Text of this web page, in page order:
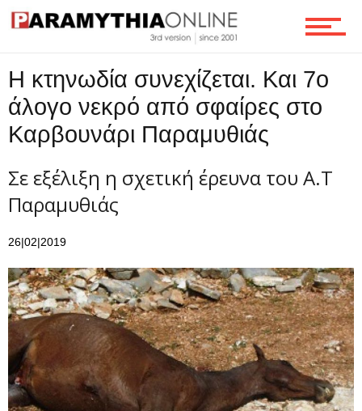
Επικοινωνία
Η κτηνωδία συνεχίζεται. Και 7ο
άλογο νεκρό από σφαίρες στο
Καρβουνάρι Παραμυθιάς
Σε εξέλιξη η σχετική έρευνα του Α.Τ
Παραμυθιάς
26|02|2019